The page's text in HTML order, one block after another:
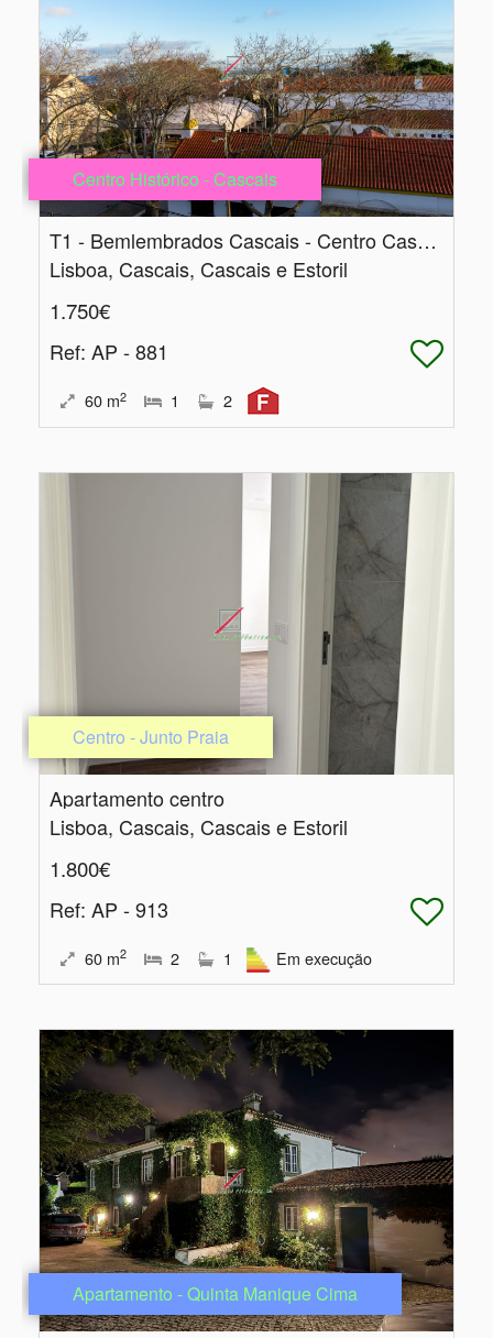
Centro Histórico - Cascais
T1 - Bemlembrados Cascais - Centro Cascais
Lisboa, Cascais, Cascais e Estoril
1.750€
Ref: AP - 881
60 m2 1 2
Centro - Junto Praia
Apartamento centro
Lisboa, Cascais, Cascais e Estoril
1.800€
Ref: AP - 913
60 m2 2 1 Em execução
Apartamento - Quinta Manique Cima